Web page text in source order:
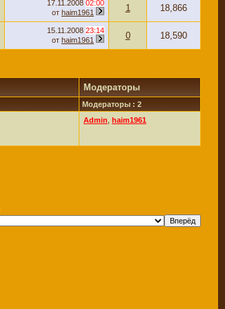
17.11.2008 02:00
от haim1961 1 18,866
15.11.2008 23:14
от haim1961 0 18,590
Модераторы
Модераторы : 2
Admin haim1961